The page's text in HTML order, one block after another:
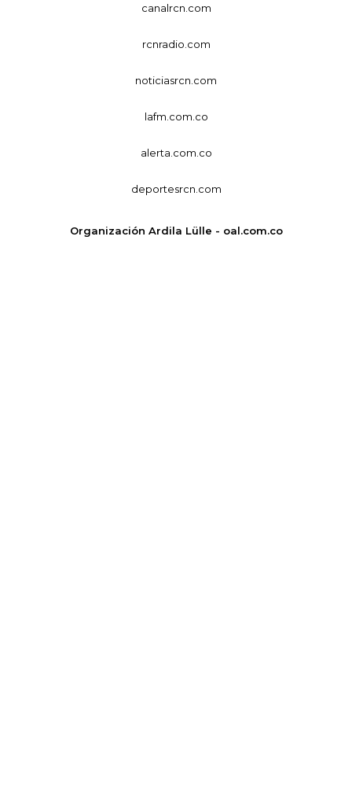
canalrcn.com
rcnradio.com
noticiasrcn.com
lafm.com.co
alerta.com.co
deportesrcn.com
Organización Ardila Lülle - oal.com.co